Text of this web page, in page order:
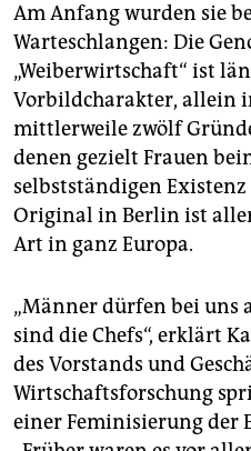
abo
genossenschaft
epaper login
Am Anfang wurden sie
Warteschlangen: Die
„Weiberwirtschaft“ ist
Vorbildcharakter, allein
mittlerweile zwölf
denen gezielt Frauen
selbstständigen
Original in Berlin ist
Art in ganz Europa.
„Männer dürfen bei uns
sind die Chefs“, erklärt
des Vorstands und
Wirtschaftsforschung
einer Feminisierung der